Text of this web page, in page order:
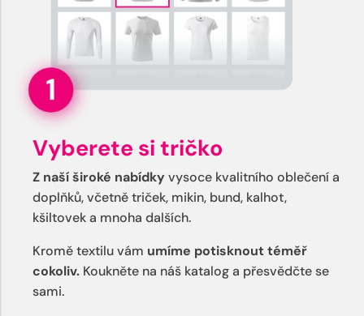
Vyberete si tričko
Z naší široké nabídky vysoce kvalitního oblečení a
doplňků, včetně triček, mikin, bund, kalhot,
kšiltovek a mnoha dalších.
Kromě textilu vám umíme potisknout téměř
cokoliv. Koukněte na náš katalog a přesvědčte se
sami.